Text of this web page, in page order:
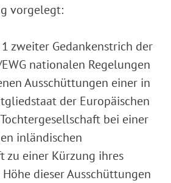
vorgelegt:
1 zweiter Gedankenstrich der
nationalen Regelungen
Ausschüttungen einer in
der Europäischen
bei einer
inländischen
zu einer Kürzung ihres
dieser Ausschüttungen